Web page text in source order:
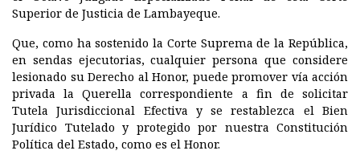
Superior de Justicia de Lambayeque.
Que, como ha sostenido la Corte Suprema de la República,
en sendas ejecutorias, cualquier persona que considere
lesionado su Derecho al Honor, puede promover vía acción
privada la Querella correspondiente a fin de solicitar
Tutela Jurisdiccional Efectiva y se restablezca el Bien
Jurídico Tutelado y protegido por nuestra Constitución
Política del Estado, como es el Honor.